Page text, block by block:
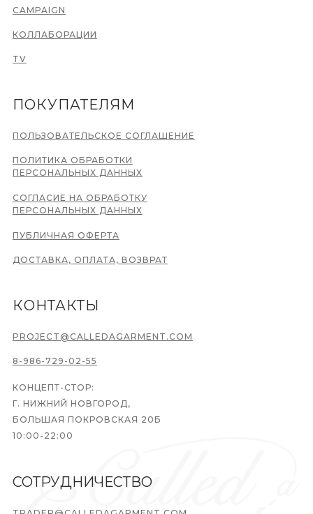
CAMPAIGN
КОЛЛАБОРАЦИИ
ПУБЛИЧНАЯ ОФЕРТА
СОГЛАСИЕ НА ОБРАБОТКУ
ПЕРСОНАЛЬНЫХ ДАННЫХ
ПОЛИТИКА ОБРАБОТКИ
ПЕРСОНАЛЬНЫХ ДАННЫХ
ПОЛЬЗОВАТЕЛЬСКОЕ СОГЛАШЕНИЕ
ДОСТАВКА, ОПЛАТА, ВОЗВРАТ
8-986-729-02-55
PROJECT@CALLEDAGARMENT.COM
ПОКУПАТЕЛЯМ
КОНТАКТЫ
TV
СОТРУДНИЧЕСТВО
КОНЦЕПТ-СТОР:
Г. НИЖНИЙ НОВГОРОД,
БОЛЬШАЯ ПОКРОВСКАЯ 20Б
10:00-22:00